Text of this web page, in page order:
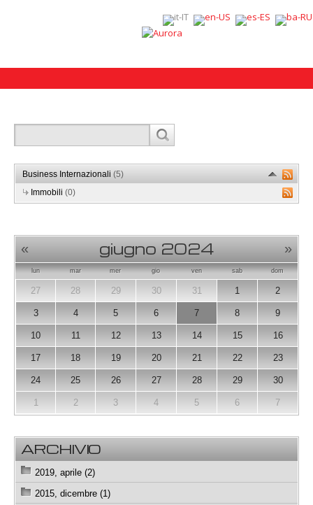
Business Internazionali (5)
Immobili (0)
« giugno 2024 »
lun mar mer gio ven sab dom
27 28 29 30 31 1 2
3 4 5 6 7 8 9
10 11 12 13 14 15 16
17 18 19 20 21 22 23
24 25 26 27 28 29 30
1 2 3 4 5 6 7
ARCHIVIO
2019, aprile (2)
2015, dicembre (1)